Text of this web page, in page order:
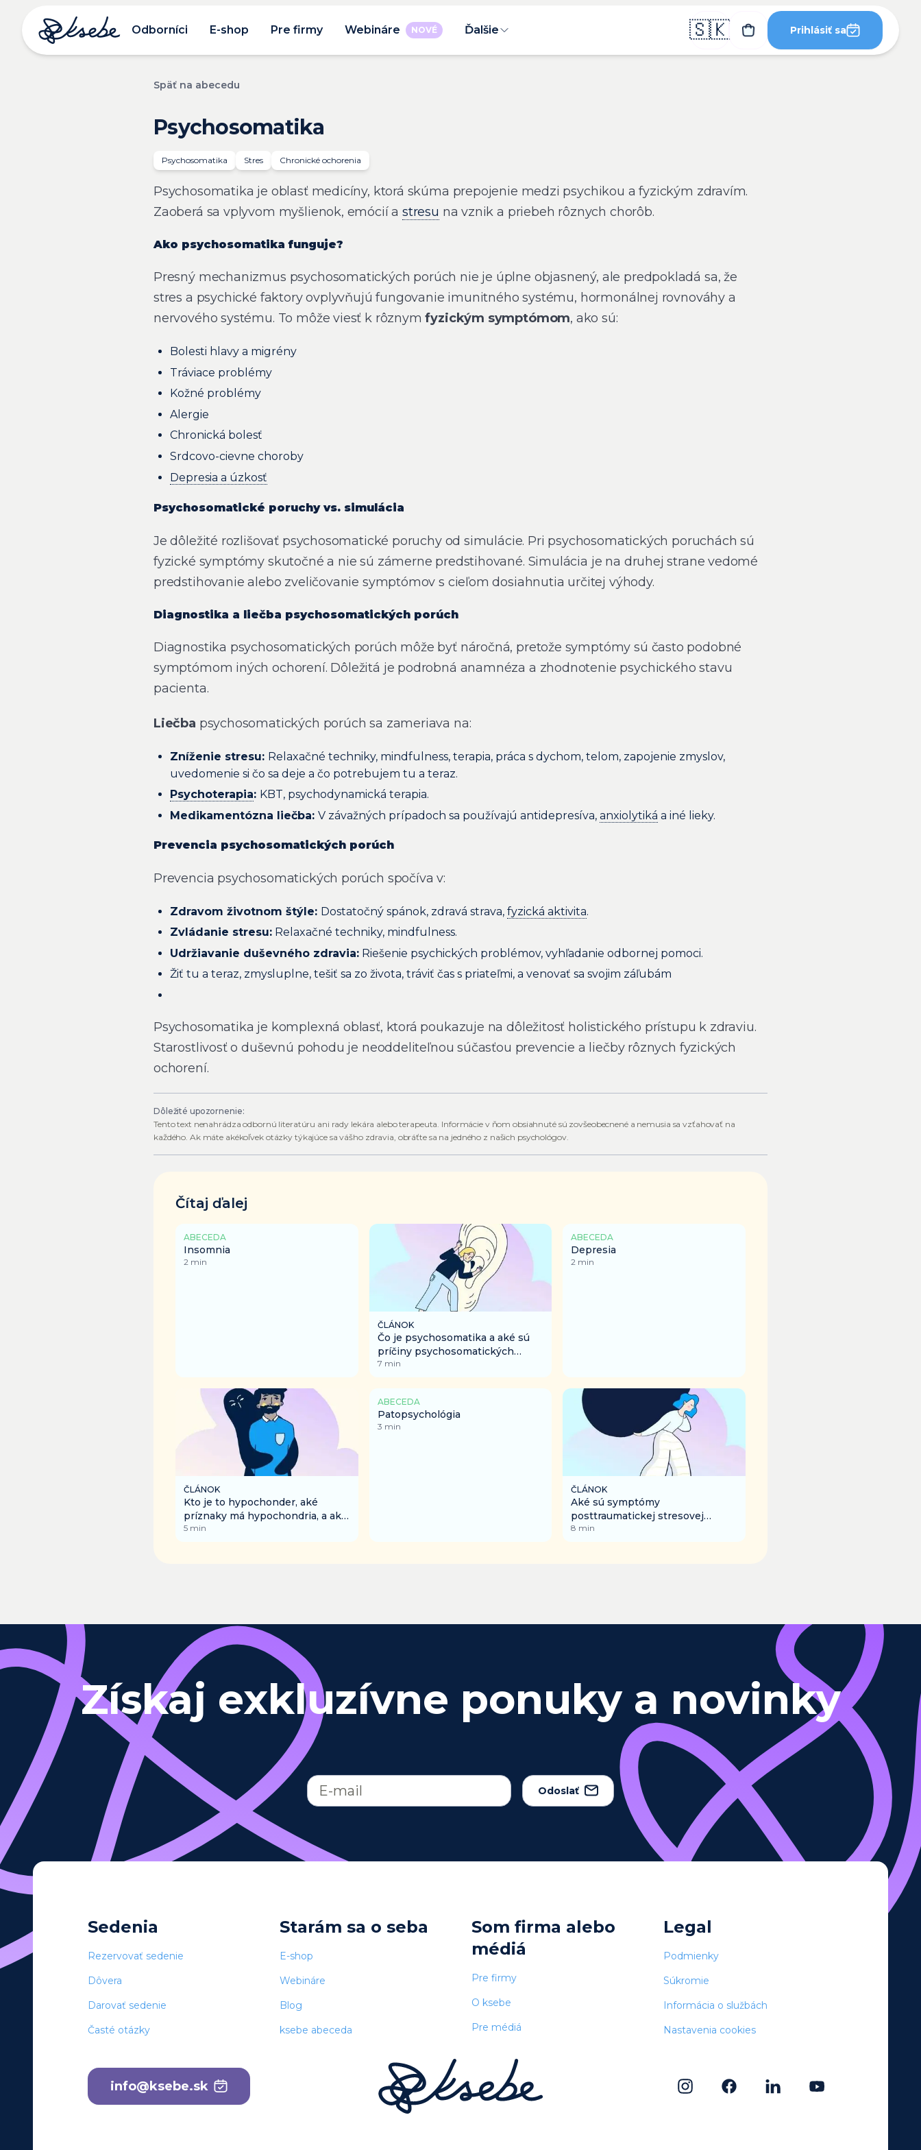
Odborníci E-shop Pre firmy Webináre NOVÉ Ďalšie 🇸🇰 Prihlásiť sa
Späť na abecedu
Psychosomatika
Psychosomatika Stres Chronické ochorenia
Psychosomatika je oblasť medicíny, ktorá skúma prepojenie medzi psychikou a fyzickým zdravím.
Zaoberá sa vplyvom myšlienok, emócií a stresu na vznik a priebeh rôznych chorôb.
Ako psychosomatika funguje?
Presný mechanizmus psychosomatických porúch nie je úplne objasnený, ale predpokladá sa, že
stres a psychické faktory ovplyvňujú fungovanie imunitného systému, hormonálnej rovnováhy a
nervového systému. To môže viesť k rôznymfyzickým symptómom, ako sú:
Bolesti hlavy a migrény
Tráviace problémy
Kožné problémy
Alergie
Chronická bolesť
Srdcovo-cievne choroby
Depresia a úzkosť
Psychosomatické poruchy vs. simulácia
Je dôležité rozlišovať psychosomatické poruchy od simulácie. Pri psychosomatických poruchách sú
fyzické symptómy skutočné a nie sú zámerne predstihované. Simulácia je na druhej strane vedomé
predstihovanie alebo zveličovanie symptómov s cieľom dosiahnutia určitej výhody.
Diagnostika a liečba psychosomatických porúch
Diagnostika psychosomatických porúch môže byť náročná, pretože symptómy sú často podobné
symptómom iných ochorení. Dôležitá je podrobná anamnéza a zhodnotenie psychického stavu
pacienta.
Liečba psychosomatických porúch sa zameriava na:
Zníženie stresu: Relaxačné techniky, mindfulness, terapia, práca s dychom, telom, zapojenie zmyslov,
uvedomenie si čo sa deje a čo potrebujem tu a teraz.
Psychoterapia: KBT, psychodynamická terapia.
Medikamentózna liečba: V závažných prípadoch sa používajú antidepresíva, anxiolytiká a iné lieky.
Prevencia psychosomatických porúch
Prevencia psychosomatických porúch spočíva v:
Zdravom životnom štýle: Dostatočný spánok, zdravá strava, fyzická aktivita.
Zvládanie stresu: Relaxačné techniky, mindfulness.
Udržiavanie duševného zdravia: Riešenie psychických problémov, vyhľadanie odbornej pomoci.
Žiť tu a teraz, zmysluplne, tešiť sa zo života, tráviť čas s priateľmi, a venovať sa svojim záľubám
Psychosomatika je komplexná oblasť, ktorá poukazuje na dôležitosť holistického prístupu k zdraviu.
Starostlivosť o duševnú pohodu je neoddeliteľnou súčasťou prevencie a liečby rôznych fyzických
ochorení.
Dôležité upozornenie:
Tento text nenahrádza odbornú literatúru ani rady lekára alebo terapeuta. Informácie v ňom obsiahnuté sú zovšeobecnené a nemusia sa vzťahovať na
každého. Ak máte akékoľvek otázky týkajúce sa vášho zdravia, obráťte sa na jedného z našich psychológov.
Čítaj ďalej
ABECEDA
Insomnia
2 min
ČLÁNOK
Čo je psychosomatika a aké sú
príčiny psychosomatických
ochorení?
7 min
ABECEDA
Depresia
2 min
ČLÁNOK
Kto je to hypochonder, aké
príznaky má hypochondria, a aký
je život s ňou?
5 min
ABECEDA
Patopsychológia
3 min
ČLÁNOK
Aké sú symptómy
posttraumatickej stresovej
poruchy?
8 min
Získaj exkluzívne ponuky a novinky
Odoslať
Sedenia
Rezervovať sedenie
Dôvera
Darovať sedenie
Časté otázky
Starám sa o seba
E-shop
Webináre
Blog
ksebe abeceda
Som firma alebo
médiá
Pre firmy
O ksebe
Pre médiá
Legal
Podmienky
Súkromie
Informácia o službách
Nastavenia cookies
info@ksebe.sk